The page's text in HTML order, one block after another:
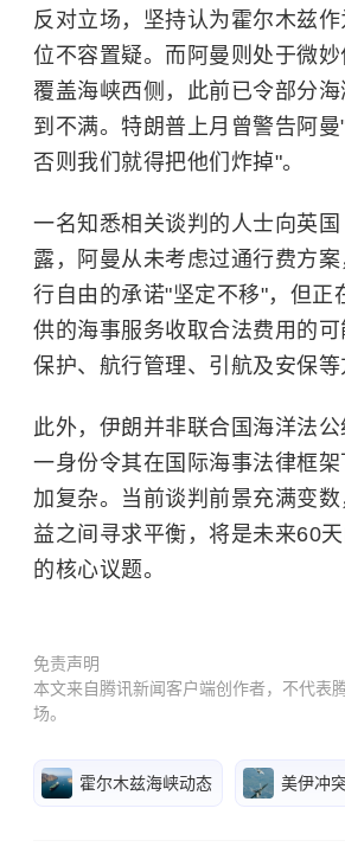
反对立场，坚持认为霍尔木兹
位不容置疑。而阿曼则处于微
覆盖海峡西侧，此前已令部分
到不满。特朗普上月曾警告阿曼
否则我们就得把他们炸掉"。
一名知悉相关谈判的人士向英
露，阿曼从未考虑过通行费方
行自由的承诺"坚定不移"，但正
供的海事服务收取合法费用的
保护、航行管理、引航及安保等
此外，伊朗并非联合国海洋法
一身份令其在国际海事法律框
加复杂。当前谈判前景充满变数
益之间寻求平衡，将是未来60
的核心议题。
免责声明
本文来自腾讯新闻客户端创作者，不代表
场。
霍尔木兹海峡动态 美伊冲